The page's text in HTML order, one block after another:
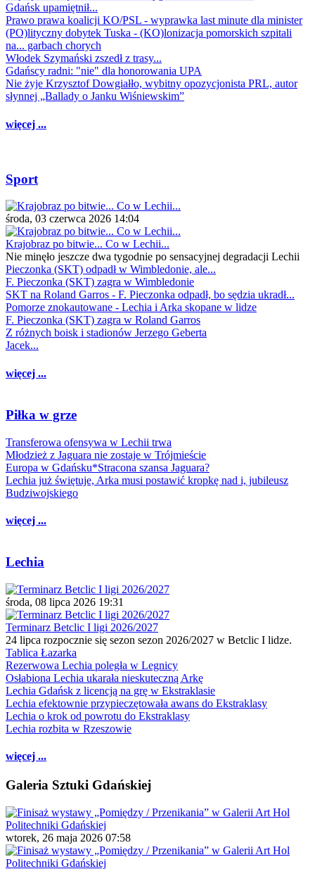
Gdańsk upamiętnił...
Prawo prawa koalicji KO/PSL - wyprawka last minute dla minister
(PO)lityczny dobytek Tuska - (KO)lonizacja pomorskich szpitali
na... garbach chorych
Włodek Szymański zszedł z trasy...
Gdańscy radni: "nie" dla honorowania UPA
Nie żyje Krzysztof Dowgiałło, wybitny opozycjonista PRL, autor
słynnej „Ballady o Janku Wiśniewskim”
więcej ...
Sport
środa, 03 czerwca 2026 14:04
Krajobraz po bitwie... Co w Lechii...
Nie minęło jeszcze dwa tygodnie po sensacyjnej degradacji Lechii
Pieczonka (SKT) odpadł w Wimbledonie, ale...
F. Pieczonka (SKT) zagra w Wimbledonie
SKT na Roland Garros - F. Pieczonka odpadł, bo sędzia ukradł...
Pomorze znokautowane - Lechia i Arka skopane w lidze
F. Pieczonka (SKT) zagra w Roland Garros
Z różnych boisk i stadionów Jerzego Geberta
Jacek...
więcej ...
Piłka w grze
Transferowa ofensywa w Lechii trwa
Młodzież z Jaguara nie zostaje w Trójmieście
Europa w Gdańsku*Stracona szansa Jaguara?
Lechia już świętuje, Arka musi postawić kropkę nad i, jubileusz
Budziwojskiego
więcej ...
Lechia
środa, 08 lipca 2026 19:31
Terminarz Betclic I ligi 2026/2027
24 lipca rozpocznie się sezon sezon 2026/2027 w Betclic I lidze.
Tablica Łazarka
Rezerwowa Lechia poległa w Legnicy
Osłabiona Lechia ukarała nieskuteczną Arkę
Lechia Gdańsk z licencją na grę w Ekstraklasie
Lechia efektownie przypieczętowała awans do Ekstraklasy
Lechia o krok od powrotu do Ekstraklasy
Lechia rozbita w Rzeszowie
więcej ...
Galeria Sztuki Gdańskiej
wtorek, 26 maja 2026 07:58